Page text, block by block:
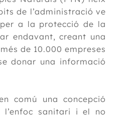
de l’administració ve
a la protecció de la
endavant, creant una
de 10.000 empreses
donar una informació
comú una concepció
l’enfoc sanitari i el no